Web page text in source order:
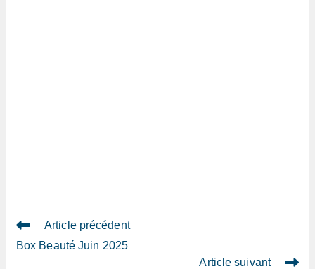
Read
articles
Article précédent
Box Beauté Juin 2025
Article suivant